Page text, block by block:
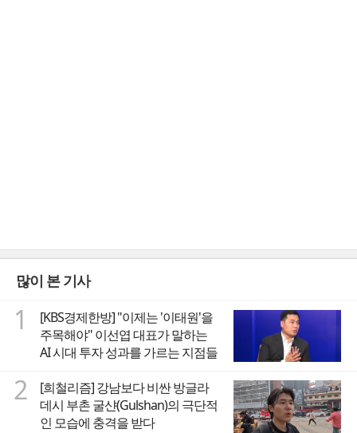
많이 본 기사
1
[KBS경제한방] "이제는 '이태원'을
주목해야" 이선엽 대표가 말하는
AI 시대 투자 성과를 가르는 지점들
2
[희철리즘] 강남보다 비싼 방글라
데시 부촌 굴샨(Gulshan)의 극단적
인 모습에 충격을 받다